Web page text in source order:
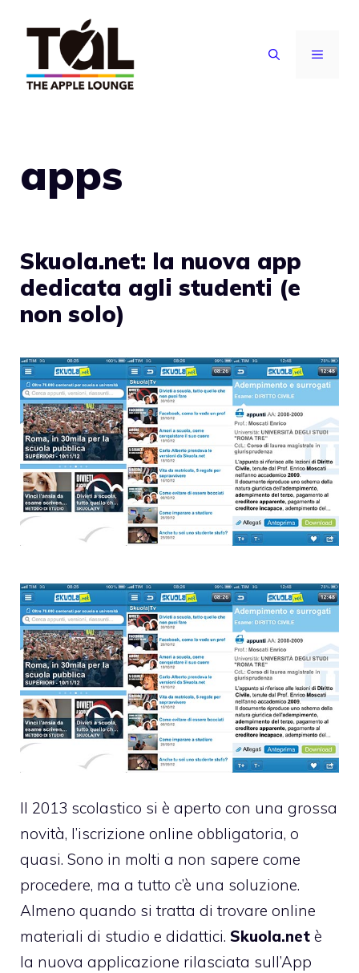
contenuto
MENU
apps
Skuola.net: la nuova app
dedicata agli studenti (e
non solo)
Il 2013 scolastico si è aperto con una grossa
novità, l’iscrizione online obbligatoria, o
quasi. Sono in molti a non sapere come
procedere, ma a tutto c’è una soluzione.
Almeno quando si tratta di trovare online
materiali di studio e didattici. Skuola.net è
la nuova applicazione rilasciata sull’App